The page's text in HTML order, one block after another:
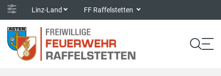
Linz-Land FF Raffelstetten